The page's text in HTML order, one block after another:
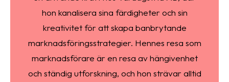
hon kanalisera sina färdigheter och sin
kreativitet för att skapa banbrytande
marknadsföringsstrategier. Hennes resa som
marknadsförare är en resa av hängivenhet
och ständig utforskning, och hon strävar alltid